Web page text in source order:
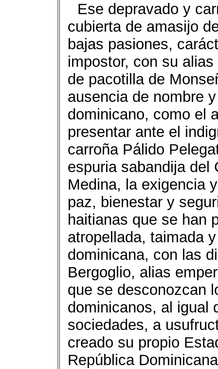
Ese depravado y
cubierta de amasijo
bajas pasiones,
impostor, con su
de pacotilla de
ausencia de nombre
dominicano, como el
presentar ante el
carroña Pálido
espuria sabandija del
Medina, la exigencia
paz, bienestar y
haitianas que se han
atropellada, taimada
dominicana, con las
Bergoglio, alias
que se desconozcan
dominicanos, al igual
sociedades, a
creado su propio
República